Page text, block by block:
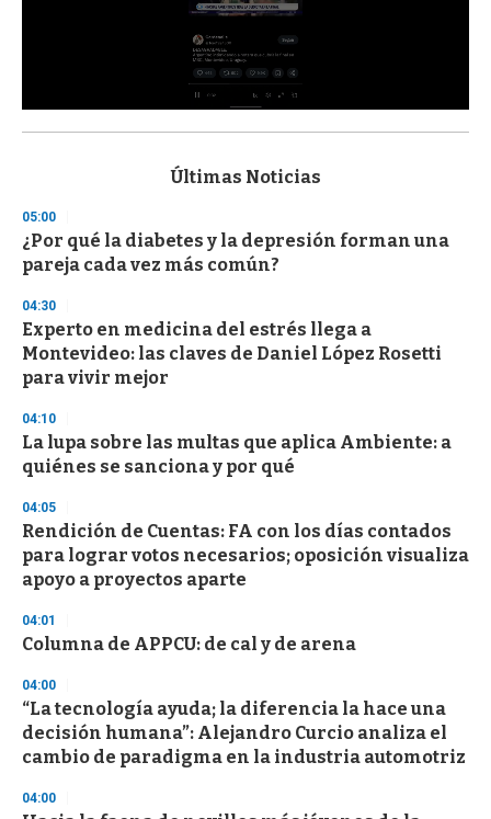
s
d
s
o
f
3
s
e
c
o
d
s
Últimas Noticias
05:00
¿Por qué la diabetes y la depresión forman una
pareja cada vez más común?
04:30
Experto en medicina del estrés llega a
Montevideo: las claves de Daniel López Rosetti
para vivir mejor
04:10
La lupa sobre las multas que aplica Ambiente: a
quiénes se sanciona y por qué
04:05
Rendición de Cuentas: FA con los días contados
para lograr votos necesarios; oposición visualiza
apoyo a proyectos aparte
04:01
Columna de APPCU: de cal y de arena
04:00
“La tecnología ayuda; la diferencia la hace una
decisión humana”: Alejandro Curcio analiza el
cambio de paradigma en la industria automotriz
04:00